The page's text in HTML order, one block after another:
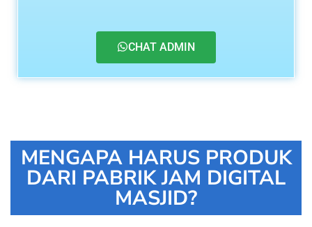
CHAT ADMIN
MENGAPA HARUS PRODUK
DARI PABRIK JAM DIGITAL
MASJID?